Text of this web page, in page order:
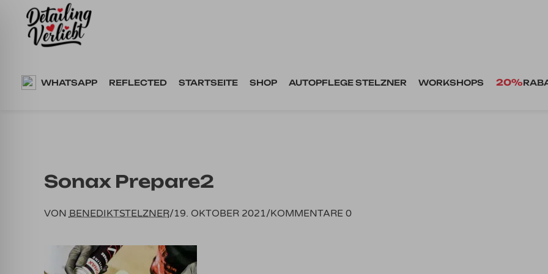
Springe
WHATSAPP REFLECTED STARTSEITE SHOP AUTOPFLEGE STELZNER WORKSHOPS 20%
Sonax Prepare2
VON BENEDIKTSTELZNER/19. OKTOBER 2021/KOMMENTARE 0